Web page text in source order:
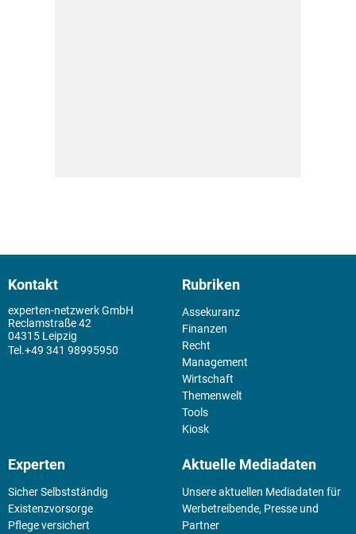
Kontakt
experten-netzwerk GmbH
Reclamstraße 42
04315 Leipzig
+49 341 98995950
Rubriken
Assekuranz
Finanzen
Recht
Management
Wirtschaft
Themenwelt
Tools
Kiosk
Experten
Sicher Selbstständig
Existenz­vorsorge
Pflege versichert
Aktuelle Mediadaten
Unsere aktuellen Mediadaten für
Werbetreibende, Presse und
Partner